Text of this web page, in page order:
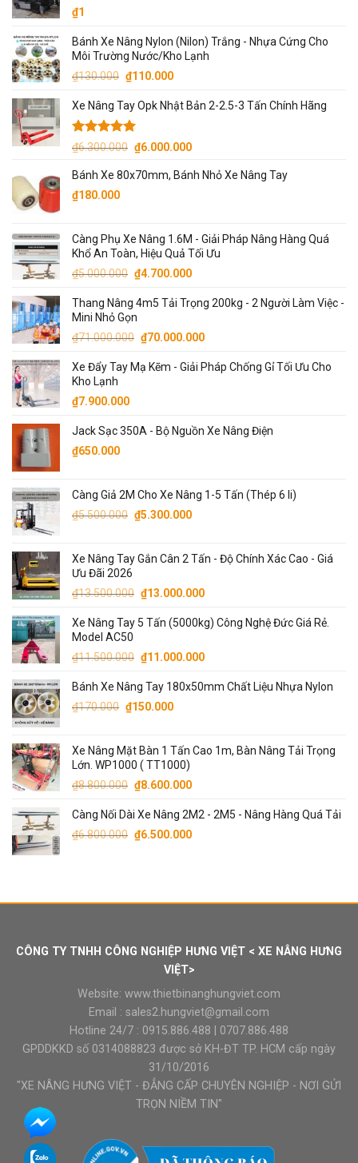
₫1
Bánh Xe Nâng Nylon (Nilon) Trắng - Nhựa Cứng Cho
Môi Trường Nước/Kho Lạnh
₫130.000 Giá
là:
₫130.000.
₫110.000Giá
tại
₫110.000.
Xe Nâng Tay Opk Nhật Bản 2-2.5-3 Tấn Chính Hãng
Được xếp
5 sao
₫6.300.000 Giá
là:
₫6.000.000Giá
tại
Bánh Xe 80x70mm, Bánh Nhỏ Xe Nâng Tay
₫180.000
Càng Phụ Xe Nâng 1.6M - Giải Pháp Nâng Hàng Quá
Khổ An Toàn, Hiệu Quả Tối Ưu
₫5.000.000 Giá
là:
₫5.000.000.
₫4.700.000Giá
tại
₫4.700.000.
Thang Nâng 4m5 Tải Trọng 200kg - 2 Người Làm Việc -
Mini Nhỏ Gọn
₫71.000.000 Giá
là:
₫70.000.000Giá
tại
Xe Đẩy Tay Mạ Kẽm - Giải Pháp Chống Gỉ Tối Ưu Cho
Kho Lạnh
₫7.900.000
Jack Sạc 350A - Bộ Nguồn Xe Nâng Điện
₫650.000
Càng Giả 2M Cho Xe Nâng 1-5 Tấn (Thép 6 li)
₫5.500.000 Giá
₫5.500.000.
₫5.300.000Giá
là:
Xe Nâng Tay Gắn Cân 2 Tấn - Độ Chính Xác Cao - Giá
Ưu Đãi 2026
₫13.500.000 Giá
là:
₫13.000.000Giá
tại
₫13.000.000.
Xe Nâng Tay 5 Tấn (5000kg) Công Nghệ Đức Giá Rẻ.
Model AC50
₫11.500.000 Giá
là:
₫11.500.000.
₫11.000.000Giá
tại
Bánh Xe Nâng Tay 180x50mm Chất Liệu Nhựa Nylon
₫170.000 Giá
₫170.000.
₫150.000Giá
là:
₫150.000.
Xe Nâng Mặt Bàn 1 Tấn Cao 1m, Bàn Nâng Tải Trọng
Lớn. WP1000 ( TT1000)
₫8.800.000 Giá
là:
₫8.800.000.
₫8.600.000Giá
tại
là:
Càng Nối Dài Xe Nâng 2M2 - 2M5 - Nâng Hàng Quá Tải
₫6.800.000 Giá
₫6.500.000Giá
₫6.500.000.
CÔNG TY TNHH CÔNG NGHIỆP HƯNG VIỆT < XE NÂNG HƯNG
VIỆT>
Website: www.thietbinanghungviet.com
Email : sales2.hungviet@gmail.com
Hotline 24/7 : 0915.886.488
0707.886.488
GPDDKKD số 0314088823 được sở KH-ĐT TP. HCM cấp ngày
31/10/2016
"XE NÂNG HƯNG VIỆT - ĐẲNG CẤP CHUYÊN NGHIỆP - NƠI GỬI
TRỌN NIỀM TIN"